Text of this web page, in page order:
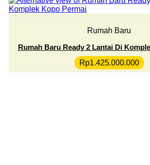
Rumah Baru
Rumah Baru Ready 2 Lantai Di
Rp1.425.000.000